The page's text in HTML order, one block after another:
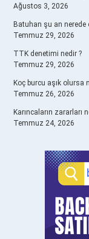
Ağustos 3, 2026
Batuhan şu an nerede
Temmuz 29, 2026
TTK denetimi nedir ?
Temmuz 29, 2026
Koç burcu aşık olursa
Temmuz 26, 2026
Karıncaların zararları
Temmuz 24, 2026